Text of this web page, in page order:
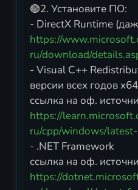
🟢2. Установите ПО:
https://
ru/download/
- Visual C++
версии всех годов
ссылка на оф.
https://
ru/cpp/windows/
- .NET Framework
ссылка на оф.
https://